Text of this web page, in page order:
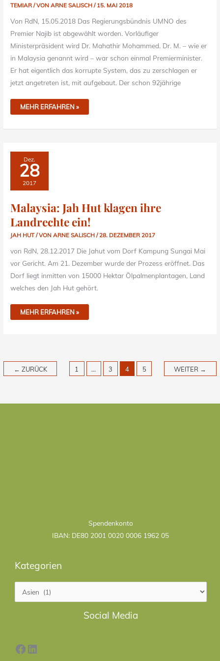
TEMIAR / VONARNE SALISCH/ 15. MAI 2018
Von RdN, 15.05.2018 Das Regierungsbündnis UMNO des
Premier Najib ist abgewählt worden. Vorläufiger
Ministerpräsident wird Dr. Mahathir Mohammed. Dr. M. – wie er
in Malaysia genannt wird – war schon einmal Premierminister.
Er hat eigentlich das korrupte System, das zu zerschlagen er
jetzt angetreten ist, mit aufgebaut. Der schon 92jährige
MEHR ERFAHREN »
Dez.
28
2017
Malaysia: Jah Hut klagen ihre
Landrechte ein!
JAH HUT/ VONARNE SALISCH/28. DEZEMBER 2017
von RdN, 28.12.2017 Die Jahut vom Dorf Kampung Sungai Mai
vor Gericht. Am 21. Dezember wurde der Prozess eröffnet. Das
Dorf liegt inmitten von 15000 Hektar Ölpalmenplantagen, Land
welches den Jah Hut gehört.
MALAYSIA:
JAH
HUT
KLAGEN
IHRE
LANDRECHTE
EIN!
MEHR ERFAHREN »
← ZURÜCK 1 … 3 4 5 WEITER →
Spendenkonto
IBAN: DE80 2001 0020 0006 1962 05
Kategorien
Social Media
Facebook
LinkedIn